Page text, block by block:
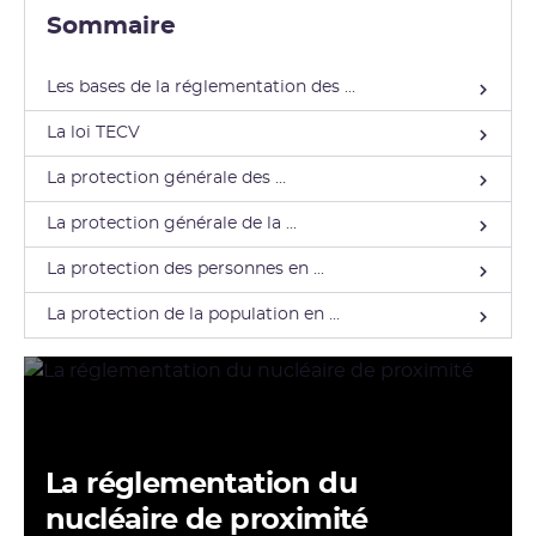
Sommaire
Les bases de la réglementation des ...
La loi TECV
La protection générale des ...
La protection générale de la ...
La protection des personnes en ...
La protection de la population en ...
La réglementation du
nucléaire de proximité